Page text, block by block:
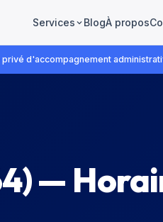
Services BlogÀ propos
d'accompagnement
) —